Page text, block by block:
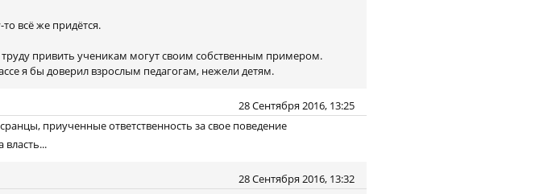
всё же придётся.
привить ученикам могут своим собственным примером.
я бы доверил взрослым педагогам, нежели детям.
28 Сентября 2016, 13:25
приученные ответственность за свое поведение
28 Сентября 2016, 13:32